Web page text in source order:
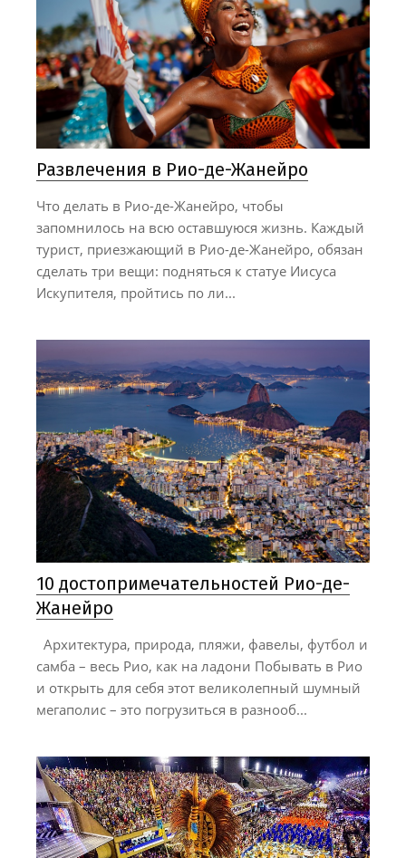
Развлечения в Рио-де-Жанейро
Что делать в Рио-де-Жанейро, чтобы
запомнилось на всю оставшуюся жизнь. Каждый
турист, приезжающий в Рио-де-Жанейро, обязан
сделать три вещи: подняться к статуе Иисуса
Искупителя, пройтись по ли...
10 достопримечательностей Рио-де-
Жанейро
Архитектура, природа, пляжи, фавелы, футбол и
самба – весь Рио, как на ладони Побывать в Рио
и открыть для себя этот великолепный шумный
мегаполис – это погрузиться в разнооб...